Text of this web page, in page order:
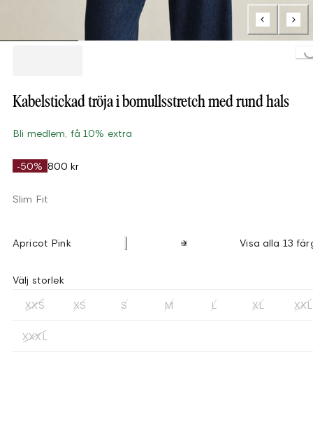
Kabelstickad tröja i bomullsstretch med rund hals
Bli medlem, få 10% extra
-50% 800 kr
Slim Fit
Apricot Pink Visa alla 13
Välj storlek
XXS XS S M L XL XXL
XXXL